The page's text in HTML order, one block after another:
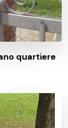
quartiere